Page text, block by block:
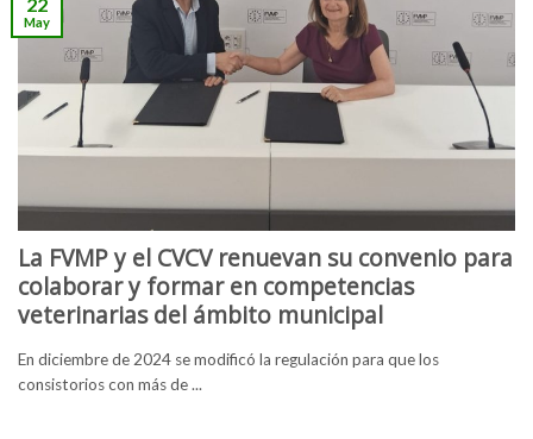
La FVMP y el CVCV renuevan su convenio para
colaborar y formar en competencias
veterinarias del ámbito municipal
En diciembre de 2024 se modificó la regulación para que los
consistorios con más de ...
May